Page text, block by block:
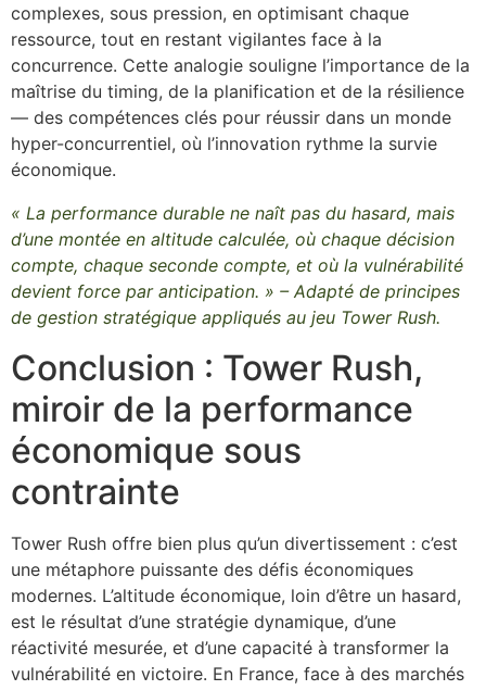
complexes, sous pression, en optimisant chaque
ressource, tout en restant vigilantes face à la
concurrence. Cette analogie souligne l’importance de la
maîtrise du timing, de la planification et de la résilience
— des compétences clés pour réussir dans un monde
hyper-concurrentiel, où l’innovation rythme la survie
économique.
« La performance durable ne naît pas du hasard, mais
d’une montée en altitude calculée, où chaque décision
compte, chaque seconde compte, et où la vulnérabilité
devient force par anticipation. » – Adapté de principes
de gestion stratégique appliqués au jeu Tower Rush.
Conclusion : Tower Rush,
miroir de la performance
économique sous
contrainte
Tower Rush offre bien plus qu’un divertissement : c’est
une métaphore puissante des défis économiques
modernes. L’altitude économique, loin d’être un hasard,
est le résultat d’une stratégie dynamique, d’une
réactivité mesurée, et d’une capacité à transformer la
vulnérabilité en victoire. En France, face à des marchés